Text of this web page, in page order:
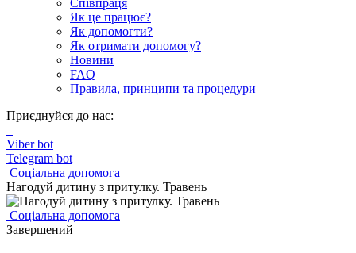
Співпраця
Як це працює?
Як допомогти?
Як отримати допомогу?
Новини
FAQ
Правила, принципи та процедури
Приєднуйся до нас:
Viber bot
Telegram bot
Соціальна допомога
Нагодуй дитину з притулку. Травень
Соціальна допомога
Завершений